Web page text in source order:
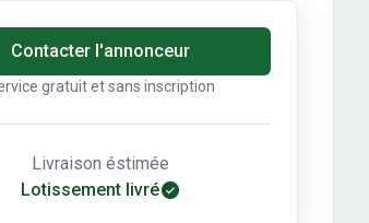
Contacter l'annonceur
gratuit et sans inscription
Livraison éstimée
Lotissement livré